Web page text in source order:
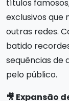
títulos
exclusivos que
outras redes.
batido
sequências de
pelo público.
🎥 Expansão